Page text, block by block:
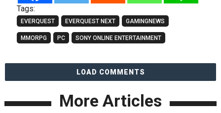
Tags:
EVERQUEST EVERQUEST NEXT GAMINGNEWS
MMORPG PC SONY ONLINE ENTERTAINMENT
LOAD COMMENTS
More Articles